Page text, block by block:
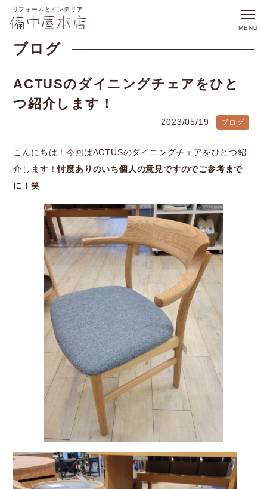
ブログ
ACTUSのダイニングチェアをひと
つ紹介します！
2023/05/19 ブログ
こんにちは！今回はACTUSのダイニングチェアをひとつ紹
介します！忖度ありのいち個人の意見ですのでご参考まで
に！笑